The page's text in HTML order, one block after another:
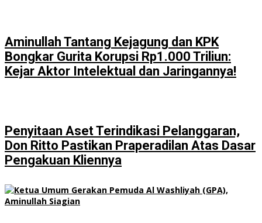
Aminullah Tantang Kejagung dan KPK
Bongkar Gurita Korupsi Rp1.000 Triliun:
Kejar Aktor Intelektual dan Jaringannya!
Penyitaan Aset Terindikasi Pelanggaran,
Don Ritto Pastikan Praperadilan Atas Dasar
Pengakuan Kliennya